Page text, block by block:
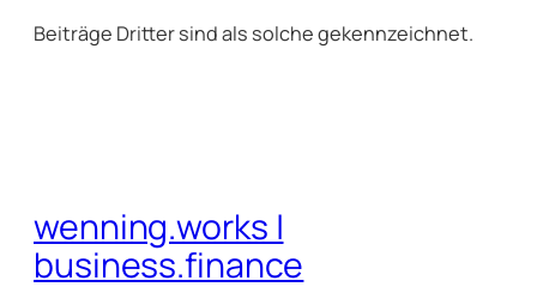
Beiträge Dritter sind als solche gekennzeichnet.
wenning.works |
business.finance